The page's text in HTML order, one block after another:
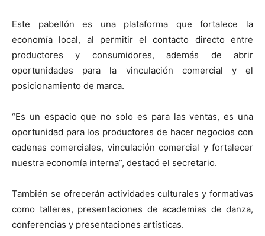
Este pabellón es una plataforma que fortalece la
economía local, al permitir el contacto directo entre
productores y consumidores, además de abrir
oportunidades para la vinculación comercial y el
posicionamiento de marca.
“Es un espacio que no solo es para las ventas, es una
oportunidad para los productores de hacer negocios con
cadenas comerciales, vinculación comercial y fortalecer
nuestra economía interna”, destacó el secretario.
También se ofrecerán actividades culturales y formativas
como talleres, presentaciones de academias de danza,
conferencias y presentaciones artísticas.